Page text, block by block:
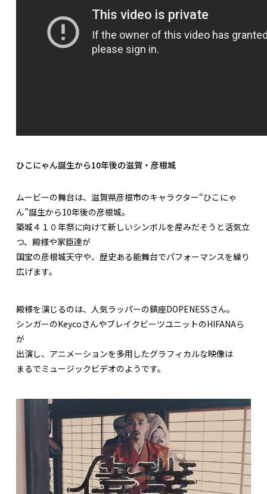
ひこにゃん誕生から10年後の滋賀・彦根城
ムービーの舞台は、滋賀県彦根市のキャラクター“ひこにゃ
ん”誕生から10年後の彦根城。
築城４１０年祭に向けて新しいシンボルを産みだそうと活気立
つ、殿様や家臣達が
国宝の彦根城天守や、歴史ある能舞台でパフォーマンスを繰り
広げます。
殿様を演じるのは、人気ラッパーの鎮座DOPENESSさん。
シンガーのKeycoさんやブレイクビーツユニットのHIFANAら
が
出演し、アニメーションを多用したグラフィカルな映像は
まるでミュージックビデオのようです。